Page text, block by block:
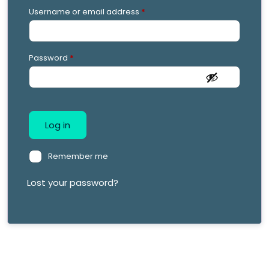
Username or email address *
Password *
Log in
Remember me
Lost your password?